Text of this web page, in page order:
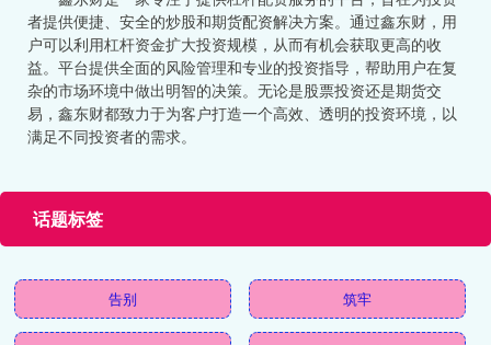
者提供便捷、安全的炒股和期货配资解决方案。通过鑫东财，用
户可以利用杠杆资金扩大投资规模，从而有机会获取更高的收
益。平台提供全面的风险管理和专业的投资指导，帮助用户在复
杂的市场环境中做出明智的决策。无论是股票投资还是期货交
易，鑫东财都致力于为客户打造一个高效、透明的投资环境，以
满足不同投资者的需求。
话题标签
告别 筑牢